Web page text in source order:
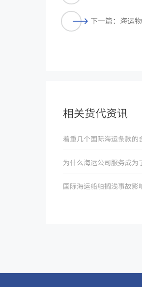
下一篇：海运
相关货代资讯
着重几个国际海运条款的
为什么海运公司服务成为
国际海运船舶搁浅事故影